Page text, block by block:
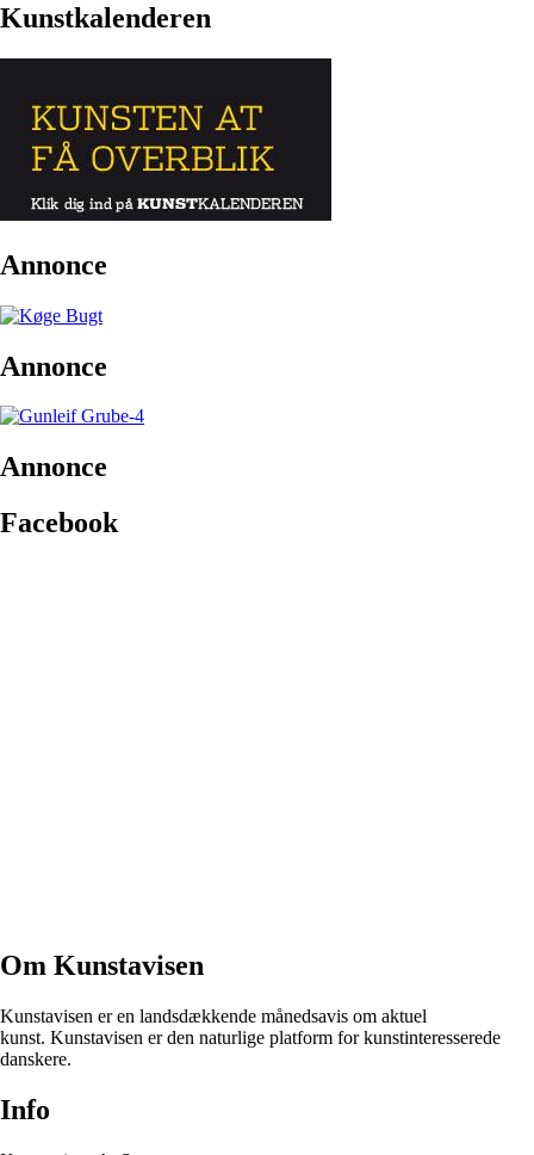
Kunstkalenderen
Annonce
Annonce
Annonce
Facebook
Om Kunstavisen
Kunstavisen er en landsdækkende månedsavis om aktuel
kunst. Kunstavisen er den naturlige platform for kunstinteresserede
danskere.
Info